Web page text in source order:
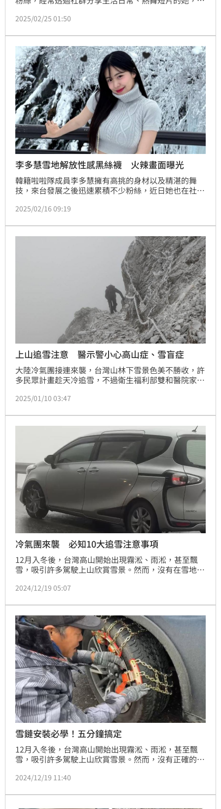
著單薄的白色上衣和褲子，跳到一半還將上衣拉起，秀
2025/02/25 01:50
李多慧雪地解放性感黑絲襪 火辣畫面曝光
韓籍啦啦隊成員李多慧擁有高挑的身材以及精湛的舞
技，來台發展之後迅速累積不少粉絲，近日她也在社群
面，讓網友們大飽眼福。蔡佩伶報導
2025/02/16 09:19
上山追雪注意 醫示警小心高山症、雪盲症
大陸冷氣團接連來襲，台灣山林下雪景色美不勝收，許
多民眾計畫趁天冷追雪，不過衛生福利部雙和醫院家庭
保暖與交通管制問題外，更要留意高山症、雪盲症，若
2025/01/10 03:47
冷氣團來襲 必知10大追雪注意事項
12月入冬後，台灣高山開始出現霧淞、雨淞，甚至飄
雪，吸引許多駕駛上山欣賞雪景。然而，沒有在雪地上
以下是上山追雪前，必知檢查車況、雪地行車的注意事
2024/12/19 05:07
雪鏈安裝必學！五分鐘搞定
12月入冬後，台灣高山開始出現霧淞、雨淞，甚至飄
雪，吸引許多駕駛上山欣賞雪景。然而，沒有正確的雪
整理雪鏈安裝技巧、種類及雪地駕車注意事項，讓你輕
2024/12/19 11:40